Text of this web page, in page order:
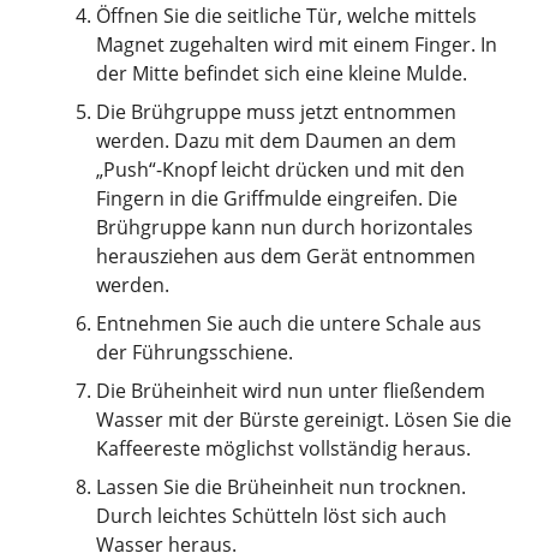
Öffnen Sie die seitliche Tür, welche mittels
Magnet zugehalten wird mit einem Finger. In
der Mitte befindet sich eine kleine Mulde.
Die Brühgruppe muss jetzt entnommen
werden. Dazu mit dem Daumen an dem
„Push“-Knopf leicht drücken und mit den
Fingern in die Griffmulde eingreifen. Die
Brühgruppe kann nun durch horizontales
herausziehen aus dem Gerät entnommen
werden.
Entnehmen Sie auch die untere Schale aus
der Führungsschiene.
Die Brüheinheit wird nun unter fließendem
Wasser mit der Bürste gereinigt. Lösen Sie die
Kaffeereste möglichst vollständig heraus.
Lassen Sie die Brüheinheit nun trocknen.
Durch leichtes Schütteln löst sich auch
Wasser heraus.